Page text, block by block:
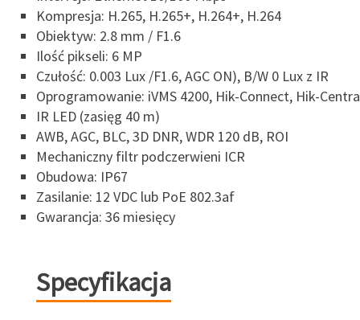
Kompresja: H.265, H.265+, H.264+, H.264
Obiektyw: 2.8 mm / F1.6
Ilość pikseli: 6 MP
Czułość: 0.003 Lux /F1.6, AGC ON), B/W 0 Lux z IR
Oprogramowanie: iVMS 4200, Hik-Connect, Hik-
IR LED (zasięg 40 m)
AWB, AGC, BLC, 3D DNR, WDR 120 dB, ROI
Mechaniczny filtr podczerwieni ICR
Obudowa: IP67
Zasilanie: 12 VDC lub PoE 802.3af
Gwarancja: 36 miesięcy
Specyfikacja